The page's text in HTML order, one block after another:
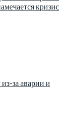
кризис
за аварии и